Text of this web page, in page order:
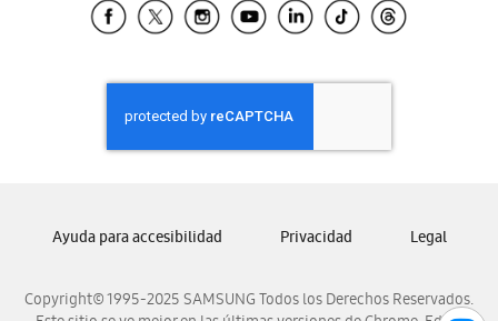
Samsung El Salvador
Samsung Honduras
Samsung Nicaragua
Samsung Panamá
Samsung Venezuela
Copyright© 1995-2025 SAMSUNG Todos los Derechos Reservados.
Ayuda para accesibilidad Privacidad Legal